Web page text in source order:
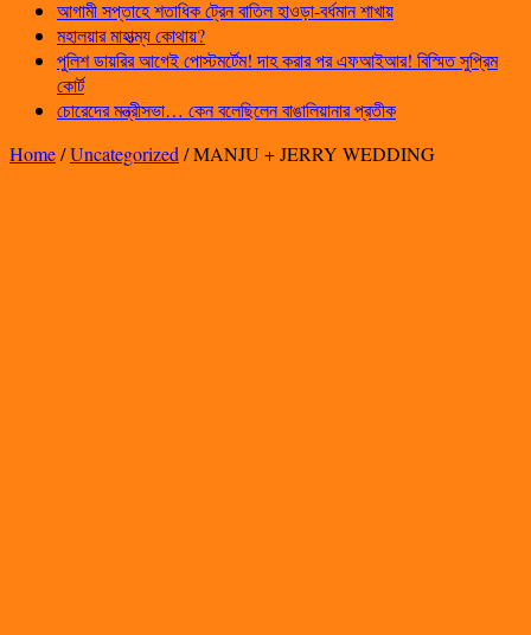
আগামী সপ্তাহে শতাধিক ট্রেন বাতিল হাওড়া-বর্ধমান শাখায়
মহালয়ার মাহাত্ম্য কোথায়?
পুলিশ ডায়রির আগেই পোস্টমর্টেম! দাহ করার পর এফআইআর! বিস্মিত সুপ্রিম
কোর্ট
চোরেদের মন্ত্রীসভা… কেন বলেছিলেন বাঙালিয়ানার প্রতীক
Home/Uncategorized /MANJU + JERRY WEDDING